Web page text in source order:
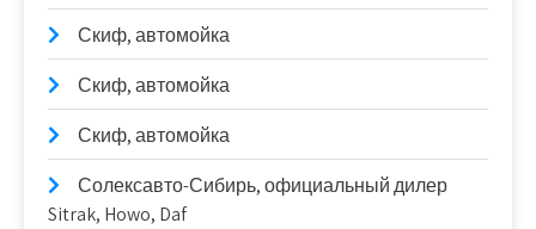
Скиф, автомойка
Скиф, автомойка
Скиф, автомойка
Солексавто-Сибирь, официальный дилер
Sitrak, Howo, Daf